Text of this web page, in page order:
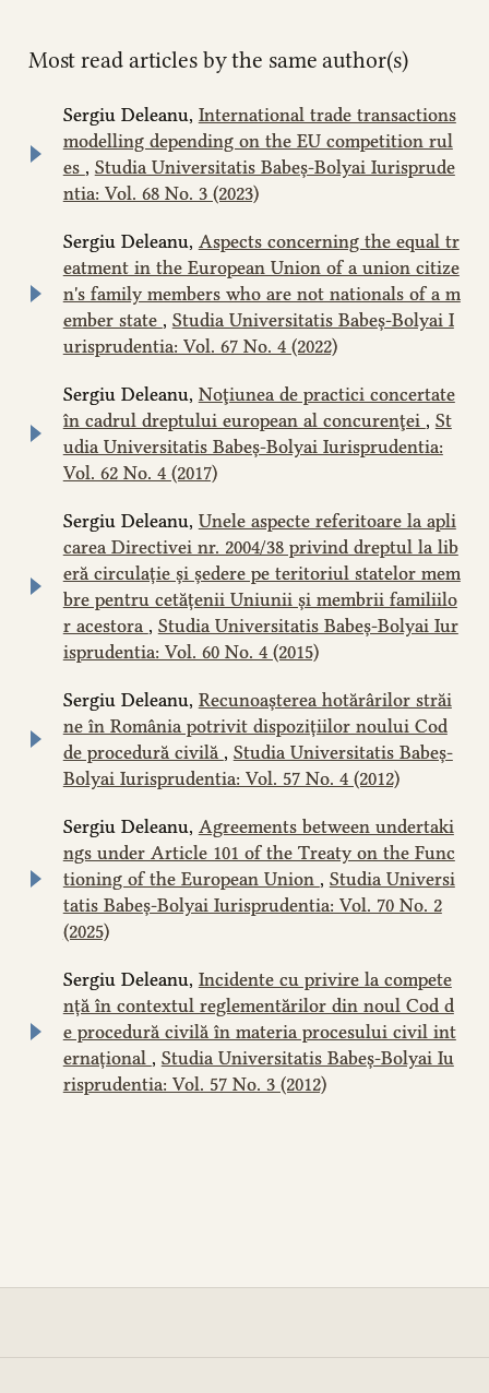
Most read articles by the same author(s)
Sergiu Deleanu, International trade transactions
modelling depending on the EU competition rul
es , Studia Universitatis Babeș-Bolyai Iurisprude
ntia: Vol. 68 No. 3 (2023)
Sergiu Deleanu, Aspects concerning the equal tr
eatment in the European Union of a union citize
n's family members who are not nationals of a m
ember state , Studia Universitatis Babeș-Bolyai I
urisprudentia: Vol. 67 No. 4 (2022)
Sergiu Deleanu, Noţiunea de practici concertate
în cadrul dreptului european al concurenţei , St
udia Universitatis Babeș-Bolyai Iurisprudentia:
Vol. 62 No. 4 (2017)
Sergiu Deleanu, Unele aspecte referitoare la apli
carea Directivei nr. 2004/38 privind dreptul la lib
eră circulație și ședere pe teritoriul statelor mem
bre pentru cetățenii Uniunii și membrii familiilo
r acestora , Studia Universitatis Babeș-Bolyai Iur
isprudentia: Vol. 60 No. 4 (2015)
Sergiu Deleanu, Recunoașterea hotărârilor străi
ne în România potrivit dispozițiilor noului Cod
de procedură civilă , Studia Universitatis Babeș-
Bolyai Iurisprudentia: Vol. 57 No. 4 (2012)
Sergiu Deleanu, Agreements between undertaki
ngs under Article 101 of the Treaty on the Func
tioning of the European Union , Studia Universi
tatis Babeș-Bolyai Iurisprudentia: Vol. 70 No. 2
(2025)
Sergiu Deleanu, Incidente cu privire la compete
nță în contextul reglementărilor din noul Cod d
e procedură civilă în materia procesului civil int
ernațional , Studia Universitatis Babeș-Bolyai Iu
risprudentia: Vol. 57 No. 3 (2012)